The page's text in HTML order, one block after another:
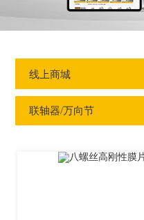
线上商城
联轴器/万向节